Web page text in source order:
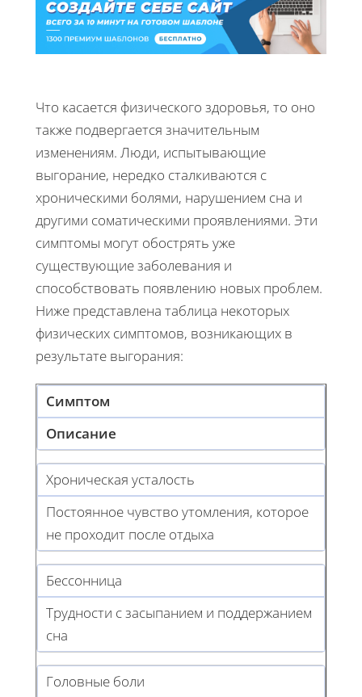
Что касается физического здоровья, то оно
также подвергается значительным
изменениям. Люди, испытывающие
выгорание, нередко сталкиваются с
хроническими болями, нарушением сна и
другими соматическими проявлениями. Эти
симптомы могут обострять уже
существующие заболевания и
способствовать появлению новых проблем.
Ниже представлена таблица некоторых
физических симптомов, возникающих в
результате выгорания:
Симптом
Описание
Хроническая усталость
Постоянное чувство утомления, которое
не проходит после отдыха
Бессонница
Трудности с засыпанием и поддержанием
сна
Головные боли